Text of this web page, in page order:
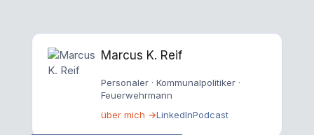
Marcus K. Reif
Personaler · Kommunalpolitiker ·
Feuerwehrmann
über mich →LinkedInPodcast